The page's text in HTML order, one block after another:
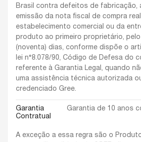
Brasil contra defeitos de fabricação,
emissão da nota fiscal de compra
estabelecimento comercial ou da
produto ao primeiro proprietário,
(noventa) dias, conforme dispõe o
lei n°8.078/90, Código de Defesa do
referente à Garantia Legal, quando
uma assistência técnica autorizada
credenciado Gree.
Garantia
Contratual
Garantia de 10 anos
A exceção a essa regra são o